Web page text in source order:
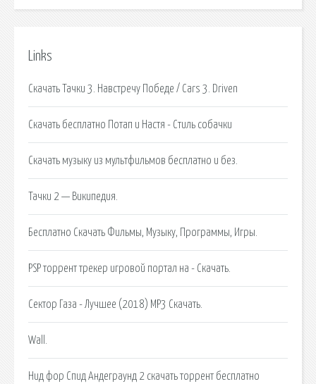
Links
Скачать Тачки 3. Навстречу Победе / Cars 3. Driven
Скачать бесплатно Потап и Настя - Стиль собачки
Скачать музыку из мультфильмов бесплатно и без.
Тачки 2 — Википедия.
Бесплатно Скачать Фильмы, Музыку, Программы, Игры.
PSP торрент трекер игровой портал на - Скачать.
Сектор Газа - Лучшее (2018) MP3 Скачать.
Wall.
Нид фор Спид Андеграунд 2 скачать торрент бесплатно